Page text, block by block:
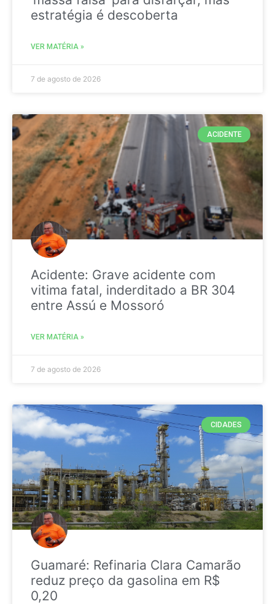
estratégia é descoberta
VER MATÉRIA »
7 de agosto de 2026
ACIDENTE
Acidente: Grave acidente com
vitima fatal, inderditado a BR 304
entre Assú e Mossoró
VER MATÉRIA »
7 de agosto de 2026
CIDADES
Guamaré: Refinaria Clara Camarão
reduz preço da gasolina em R$
0,20